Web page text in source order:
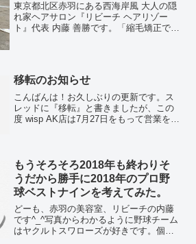
東京都北区赤羽にある西海岸風 大人の隠
れ家ヘアサロン『リビーチ ヘアリゾー
ト』代表 内藤 善勝です。「縮毛矯正でつ
シュサロン...
移転のお知らせ
こんばんは！お久しぶりの更新です。ス
レッドに『移転』と書きましたが、この
度 wisp AK店は7月27日をもって営業を終
もうそろそろ2018年も終わりそ
うだから勝手に2018年のプロ野
球ベストナインを考えてみた。
どーも、赤羽の美容室、リビーチの内藤
です^_^写真からわかるように野球チーム
はヤクルトスワローズが好きです。個人